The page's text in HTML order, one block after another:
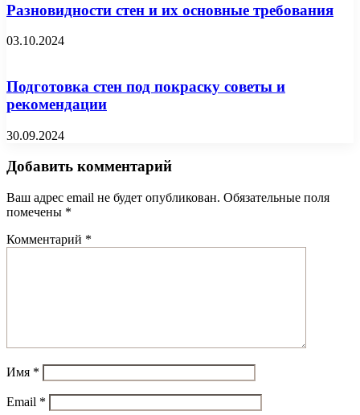
Разновидности стен и их основные требования
03.10.2024
Подготовка стен под покраску советы и
рекомендации
30.09.2024
Добавить комментарий
Ваш адрес email не будет опубликован. Обязательные поля
помечены *
Комментарий *
Имя *
Email *